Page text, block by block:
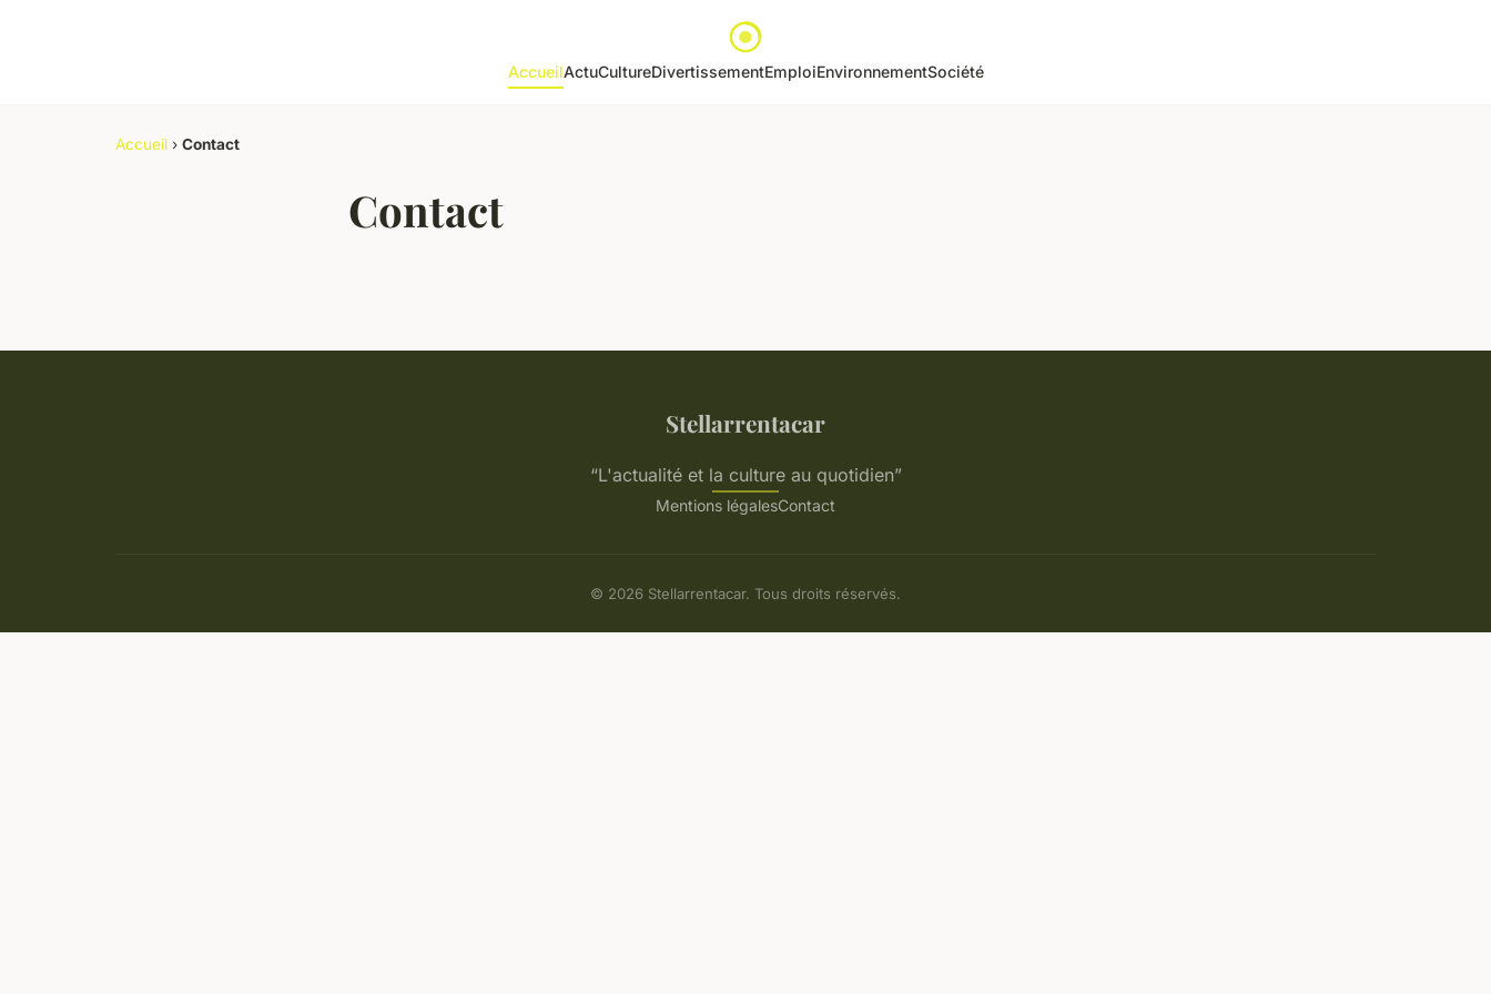
AccueilActuCultureDivertissementEmploiEnvironnementSociété
Accueil › Contact
Contact
Stellarrentacar
“L'actualité et la culture au quotidien”
Mentions légalesContact
© 2026 Stellarrentacar. Tous droits réservés.